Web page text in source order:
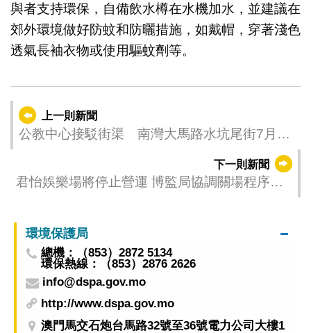
與者支持環保，自備飲水樽在水機加水，並建議在
郊外環境做好防蚊和防曬措施，如戴帽，穿著淺色
透氣長袖衣物或使用驅蚊劑等。
上一則新聞
公教中心接駁街渠 南灣大馬路水坑尾街7月31
下一則新聞
君怡娛樂場將停止營運 博監局協調關場程序妥
環境保護局
總機：（853）2872 5134
環保熱線：（853）2876 2626
info@dspa.gov.mo
http://www.dspa.gov.mo
澳門馬交石炮台馬路32號至36號電力公司大樓1